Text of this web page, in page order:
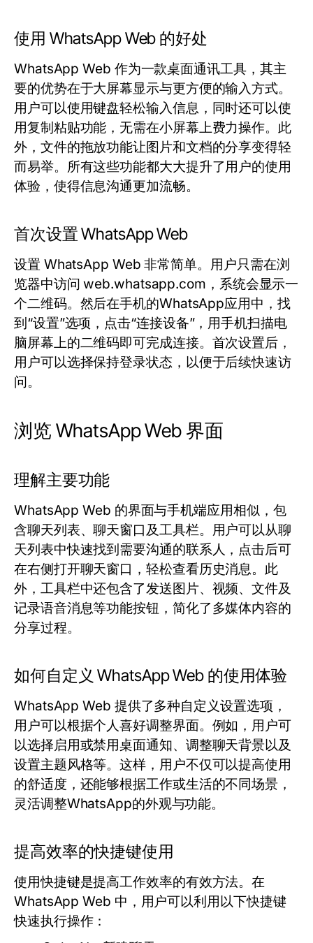
使用 WhatsApp Web 的好处
WhatsApp Web 作为一款桌面通讯工具，其主
要的优势在于大屏幕显示与更方便的输入方式。
用户可以使用键盘轻松输入信息，同时还可以使
用复制粘贴功能，无需在小屏幕上费力操作。此
外，文件的拖放功能让图片和文档的分享变得轻
而易举。所有这些功能都大大提升了用户的使用
体验，使得信息沟通更加流畅。
首次设置 WhatsApp Web
设置 WhatsApp Web 非常简单。用户只需在浏
览器中访问web.whatsapp.com ，系统会显示一
个二维码。然后在手机的WhatsApp应用中，找
到“设置”选项，点击“连接设备”，用手机扫描电
脑屏幕上的二维码即可完成连接。首次设置后，
用户可以选择保持登录状态，以便于后续快速访
问。
浏览 WhatsApp Web 界面
理解主要功能
WhatsApp Web 的界面与手机端应用相似，包
含聊天列表、聊天窗口及工具栏。用户可以从聊
天列表中快速找到需要沟通的联系人，点击后可
在右侧打开聊天窗口，轻松查看历史消息。此
外，工具栏中还包含了发送图片、视频、文件及
记录语音消息等功能按钮，简化了多媒体内容的
分享过程。
如何自定义 WhatsApp Web 的使用体验
WhatsApp Web 提供了多种自定义设置选项，
用户可以根据个人喜好调整界面。例如，用户可
以选择启用或禁用桌面通知、调整聊天背景以及
设置主题风格等。这样，用户不仅可以提高使用
的舒适度，还能够根据工作或生活的不同场景，
灵活调整WhatsApp的外观与功能。
提高效率的快捷键使用
使用快捷键是提高工作效率的有效方法。在
WhatsApp Web 中，用户可以利用以下快捷键
快速执行操作：